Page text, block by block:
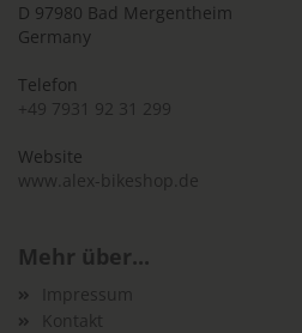
D 97980 Bad Mergentheim
Germany
Telefon
+49 7931 92 31 299
Website
www.alex-bikeshop.de
Mehr über...
Impressum
Kontakt